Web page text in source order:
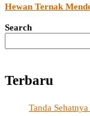
Hewan Ternak
Search
Terbaru
Tanda